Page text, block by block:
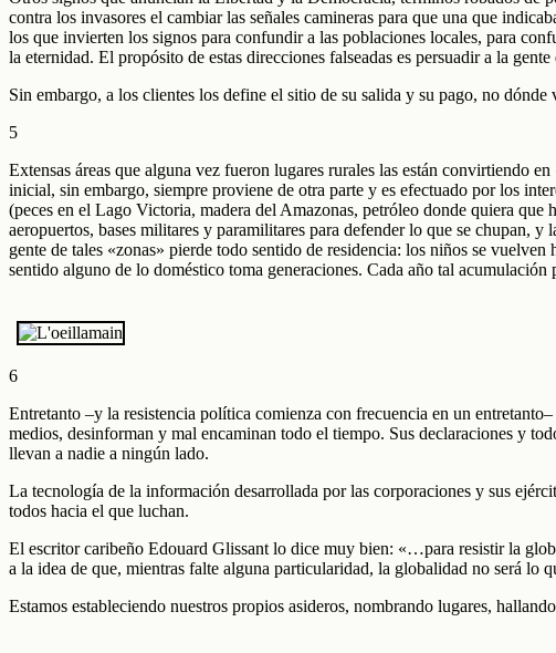
contra los invasores el cambiar las señales camineras para que una que
los que invierten los signos para confundir a las poblaciones locales, para
la eternidad. El propósito de estas direcciones falseadas es persuadir a la
Sin embargo, a los clientes los define el sitio de su salida y su pago, no dónde
5
Extensas áreas que alguna vez fueron lugares rurales las están convirtiendo
inicial, sin embargo, siempre proviene de otra parte y es efectuado por los
(peces en el Lago Victoria, madera del Amazonas, petróleo donde quiera
aeropuertos, bases militares y paramilitares para defender lo que se chupan,
gente de tales «zonas» pierde todo sentido de residencia: los niños se
sentido alguno de lo doméstico toma generaciones. Cada año tal
6
Entretanto –y la resistencia política comienza con frecuencia en un
medios, desinforman y mal encaminan todo el tiempo. Sus declaraciones y
llevan a nadie a ningún lado.
La tecnología de la información desarrollada por las corporaciones y sus
todos hacia el que luchan.
El escritor caribeño Edouard Glissant lo dice muy bien: «…para resistir la
a la idea de que, mientras falte alguna particularidad, la globalidad no será lo
Estamos estableciendo nuestros propios asideros, nombrando lugares,